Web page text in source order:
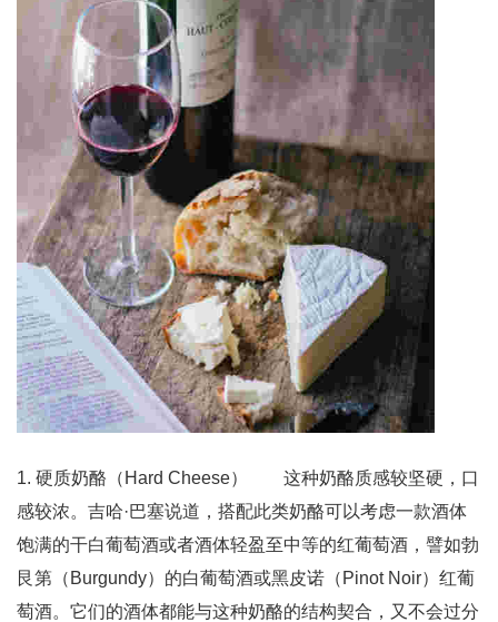
1. 硬质奶酪（Hard Cheese） 这种奶酪质感较坚硬，口
感较浓。吉哈·巴塞说道，搭配此类奶酪可以考虑一款酒体
饱满的干白葡萄酒或者酒体轻盈至中等的红葡萄酒，譬如勃
艮第（Burgundy）的白葡萄酒或黑皮诺（Pinot Noir）红葡
萄酒。它们的酒体都能与这种奶酪的结构契合，又不会过分